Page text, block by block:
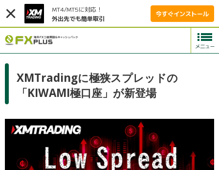
MT4/MT5に対応！
外出先でも簡単取引
今すぐインストール
XMTradingに極狭スプレッドの
「KIWAMI極口座」が新登場